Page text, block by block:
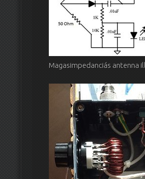
Magasimpedanciás antenna